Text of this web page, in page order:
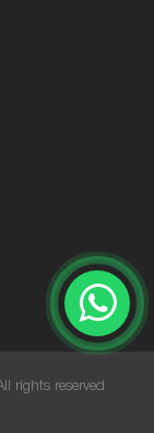
rights reserved